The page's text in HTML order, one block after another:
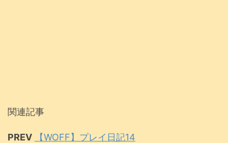
関連記事
PREV 【WOFF】プレイ日記14